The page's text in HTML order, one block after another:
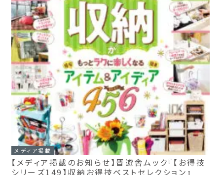
メディア掲載
【メディア掲載のお知らせ】晋遊舎ムック『【お得技
シリーズ149】収納お得技ベストセレクション』